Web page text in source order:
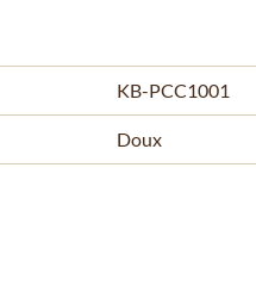
KB-PCC1001
Doux